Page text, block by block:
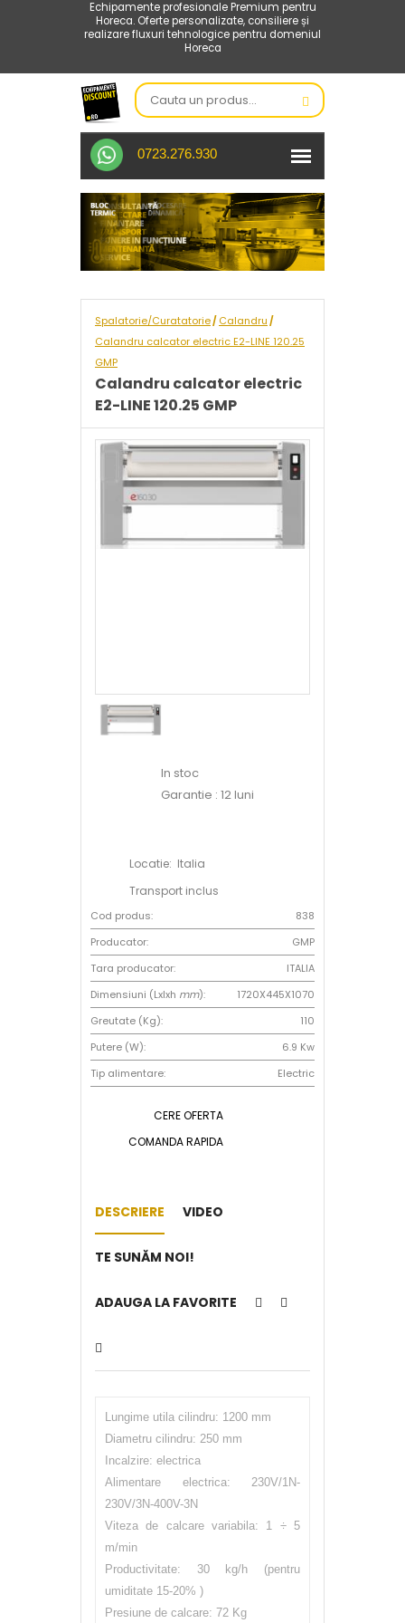
Echipamente profesionale Premium pentru
Horeca. Oferte personalizate, consiliere și
realizare fluxuri tehnologice pentru domeniul
Horeca
0723.276.930
Spalatorie/Curatatorie/ Calandru /
Calandru calcator electric E2-LINE 120.25
GMP
Calandru calcator electric
E2-LINE 120.25 GMP
In stoc
Garantie : 12 luni
Locatie: Italia
Transport inclus
Cod produs:
838
Producator:
GMP
Tara producator:
ITALIA
Dimensiuni (Lxlxh mm):
1720X445X1070
Greutate (Kg):
110
Putere (W):
6.9 Kw
Tip alimentare:
Electric
CERE OFERTA
COMANDA RAPIDA
DESCRIERE VIDEO
TE SUNĂM NOI!
ADAUGA LA FAVORITE
Lungime utila cilindru: 1200 mm
Diametru cilindru: 250 mm
Incalzire: electrica
Alimentare electrica: 230V/1N-
230V/3N-400V-3N
Viteza de calcare variabila: 1 ÷ 5
m/min
Productivitate: 30 kg/h (pentru
umiditate 15-20% )
Presiune de calcare: 72 Kg